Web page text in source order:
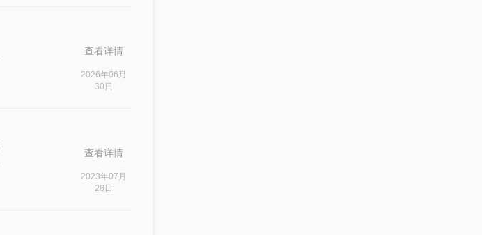
查看详情
2026年06月
30日
查看详情
2023年07月
28日